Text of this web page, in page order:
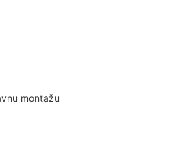
montažu